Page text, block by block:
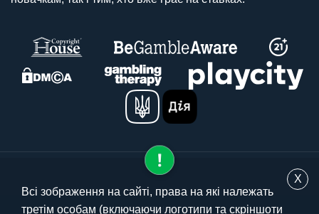
© 2025 stavki.ua
X
Всі зображення на сайті, права на які належать
третім особам (включаючи логотипи та скріншоти